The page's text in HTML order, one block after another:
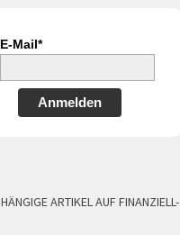
E-Mail*
Anmelden
ARTIKEL AUF FINANZIELL-